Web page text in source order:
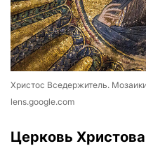
Христос Вседержитель.
lens.google.com
Церковь